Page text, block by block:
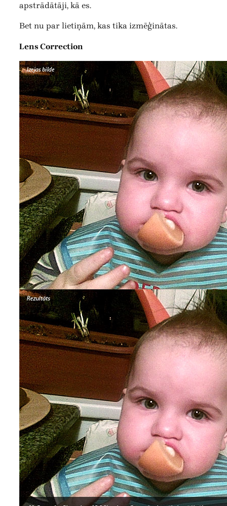
apstrādātāji, kā es.
Bet nu par lietiņām, kas tika izmēģinātas.
Lens Correction